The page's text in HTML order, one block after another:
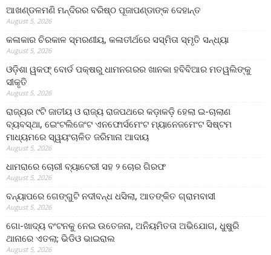
ଆଖଣ୍ଡଳମଣି ମନ୍ଦିରର ବରିଷ୍ଠ ପୂଜାପଣ୍ଡାଙ୍କ ଦେହାନ୍ତ
August 5, 2026
କଳାକାର ଚିରକାଳ ସ୍ମରଣୀୟ, କଳାତୀର୍ଥରେ ସସ୍ମିତା ସ୍ମୃତି ସନ୍ଧ୍ୟା
August 5, 2026
ଓଡ଼ିଶା ୱକଫ୍ ବୋର୍ଡ ପକ୍ଷରୁ ଧାମନଗରର ଖାନକା ହବିବିଆର ମତୱଲିଙ୍କୁ
ସୀକୃତି
August 5, 2026
ରାଜ୍ୟର ୯ଟି ଜାତୀୟ ଓ ରାଜ୍ୟ ରାଜପଥରେ କଡ଼ାକଡ଼ି ହେଲା ଇ-ଚାଲାଣ
ବ୍ୟବସ୍ଥା, ଇେଂଟଲିଜେଂଟ ଏନଫୋର୍ସମେଂଟ ମ୍ୟାନେଜମେଂଟ ସିଷ୍ଟମ
ମାଧ୍ୟମରେ ସ୍ୱୟଂଚାଳିତ ଜରିମାନା ଆଦାୟ
August 5, 2026
ଧାମରାରେ ଚୋରୀ ବ୍ୟାଟେରୀ ସହ ୨ ଚୋର ଗିରଫ
August 5, 2026
ବନ୍ୟାପରେ ଗେଙ୍ଗୁଟି ନଦୀବନ୍ଧ ଧସିଲା, ଆତଙ୍କିତ ଗ୍ରାମବାସୀ
August 5, 2026
ଗୋ-ଖାଦ୍ୟ ବଂଟନକୁ ନେଇ ଉତେଜନା, ଅନିୟମିତତା ଅଭିଯୋଗ, ଧୁଷୁରି
ଥାନାରେ ଏତଲା; ଭିଡିଓ ଭାଇରାଲ
August 5, 2026